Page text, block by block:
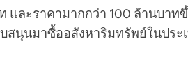
ละราคามากกว่า 100 ล้านบาท
สนุนมาซื้ออสังหาริมทรัพย์ในปร